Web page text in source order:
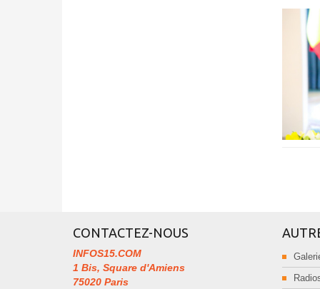
CONTACTEZ-NOUS
INFOS15.COM
1 Bis, Square d'Amiens
75020 Paris